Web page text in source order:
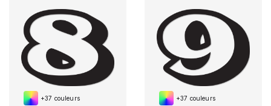
+37 couleurs +37 couleurs